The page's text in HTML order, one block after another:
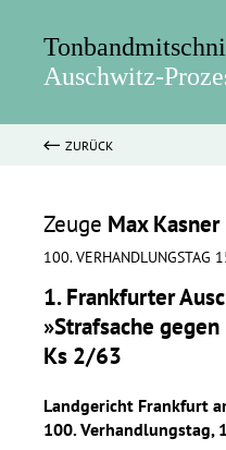
Auschwitz-
ZURÜCK
Zeuge Max Kasner
100. VERHANDLUNGSTAG
1. Frankfurter
»Strafsache
Ks 2/63
Landgericht Frankfurt
100. Verhandlungstag,